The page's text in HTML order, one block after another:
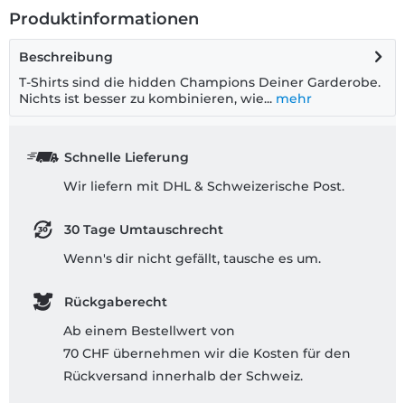
Produktinformationen
Beschreibung
T-Shirts sind die hidden Champions Deiner Garderobe.
Nichts ist besser zu kombinieren, wie... mehr
Schnelle Lieferung
Wir liefern mit DHL & Schweizerische Post.
30 Tage Umtauschrecht
Wenn's dir nicht gefällt, tausche es um.
Rückgaberecht
Ab einem Bestellwert von
70 CHF übernehmen wir die Kosten für den
Rückversand innerhalb der Schweiz.